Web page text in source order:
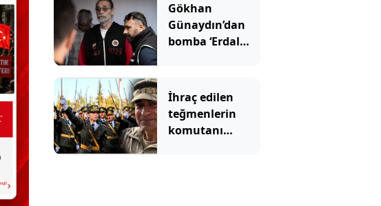
Gökhan
Günaydın’dan
bomba ‘Erdal
İhraç edilen
teğmenlerin
komutanı